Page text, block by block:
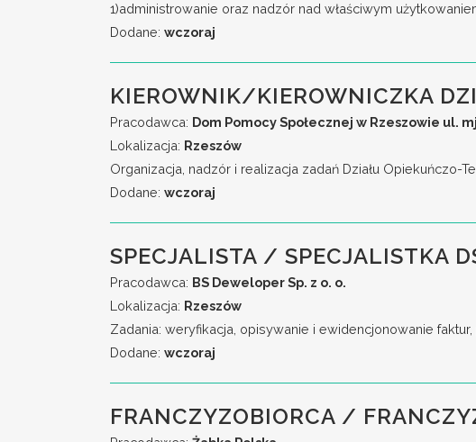
1)administrowanie oraz nadzór nad właściwym
Dodane: wczoraj
KIEROWNIK/KIEROWNICZKA
Pracodawca: Dom Pomocy Społecznej w Rzeszowie ul.
Lokalizacja: Rzeszów
Organizacja, nadzór i realizacja zadań Działu Opiekuńczo-
Dodane: wczoraj
SPECJALISTA / SPECJALISTKA
Pracodawca: BS Deweloper Sp. z o. o.
Lokalizacja: Rzeszów
Zadania: weryfikacja, opisywanie i ewidencjonowanie
Dodane: wczoraj
FRANCZYZOBIORCA /